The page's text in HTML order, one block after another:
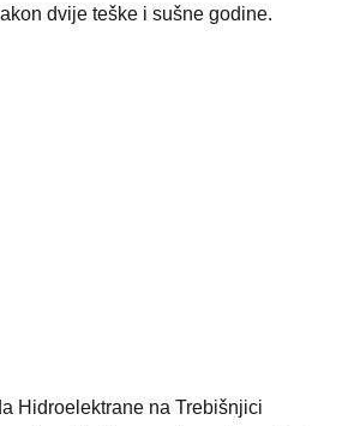
dvije teške i sušne godine.
Hidroelektrane na Trebišnjici